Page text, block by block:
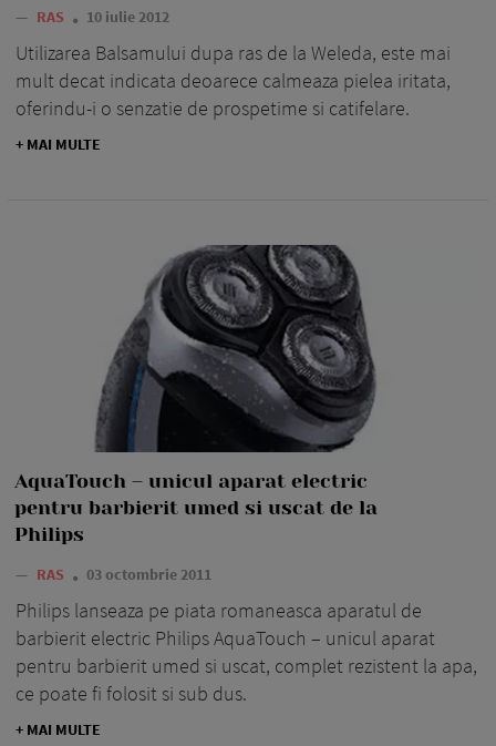
— RAS 10 iulie 2012
Utilizarea Balsamului dupa ras de la Weleda, este mai
mult decat indicata deoarece calmeaza pielea iritata,
oferindu-i o senzatie de prospetime si catifelare.
+ MAI MULTE
AquaTouch – unicul aparat electric
pentru barbierit umed si uscat de la
Philips
— RAS 03 octombrie 2011
Philips lanseaza pe piata romaneasca aparatul de
barbierit electric Philips AquaTouch – unicul aparat
pentru barbierit umed si uscat, complet rezistent la apa,
ce poate fi folosit si sub dus.
+ MAI MULTE